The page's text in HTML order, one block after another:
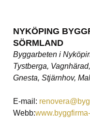
NYKÖPING
SÖRMLAND
Byggarbeten i
Tystberga,
Gnesta, Stjärnhov,
E-mail:
Webb: